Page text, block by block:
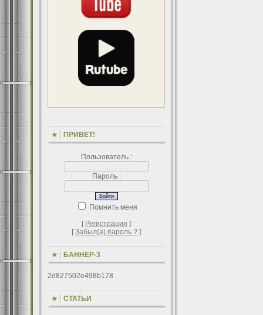
ПРИВЕТ!
Пользователь :
Пароль :
Помнить меня
[ Регистрация ]
[Забыл(а) пароль ? ]
БАННЕР-3
2d827502e498b178
СТАТЬИ